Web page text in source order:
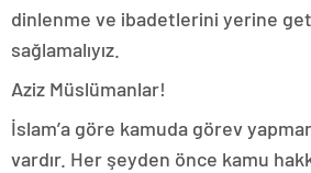
dinlenme ve ibadetlerini yerine
sağlamalıyız.
Aziz Müslümanlar!
İslam’a göre kamuda görev
vardır. Her şeyden önce kamu